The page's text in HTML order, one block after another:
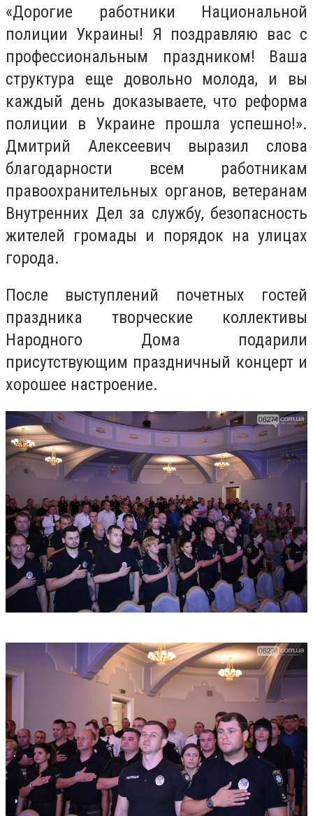
«Дорогие работники Национальной
полиции Украины! Я поздравляю вас с
профессиональным праздником! Ваша
структура еще довольно молода, и вы
каждый день доказываете, что реформа
полиции в Украине прошла успешно!».
Дмитрий Алексеевич выразил слова
благодарности всем работникам
правоохранительных органов, ветеранам
Внутренних Дел за службу, безопасность
жителей громады и порядок на улицах
города.
После выступлений почетных гостей
праздника творческие коллективы
Народного Дома подарили
присутствующим праздничный концерт и
хорошее настроение.